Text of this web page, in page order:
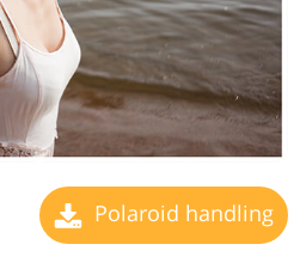
Polaroid handling